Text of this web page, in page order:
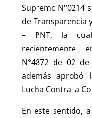
Supremo N°0214
de Transparencia
– PNT, la
recientemente
N°4872 de 02
además aprobó
Lucha Contra la
En este sentido,